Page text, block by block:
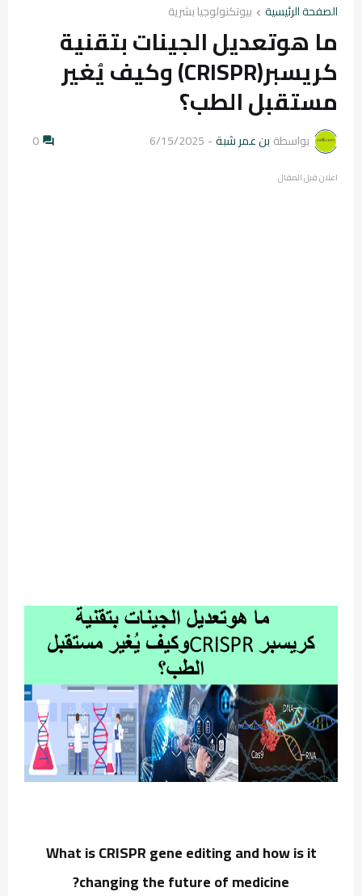
الصفحة الرئيسية بيوتكنولوجيا بشرية
ما هوتعديل الجينات بتقنية
كريسبر(CRISPR) وكيف يُغير
مستقبل الطب؟
بواسطة بن عمر شبة-
6/15/2025
0
اعلان قبل المقال
What is CRISPR gene editing and how is it
changing the future of medicine?